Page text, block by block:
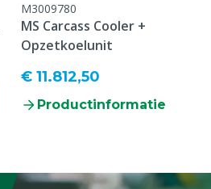
M3009780
MS Carcass Cooler +
Opzetkoelunit
€ 11.812,50
Productinformatie